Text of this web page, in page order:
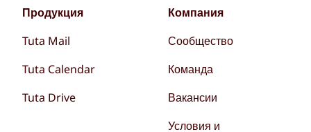
Продукция
Tuta Mail
Tuta Calendar
Tuta Drive
Компания
Сообщество
Команда
Вакансии
Условия и